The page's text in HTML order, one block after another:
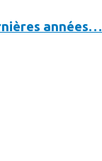
années…